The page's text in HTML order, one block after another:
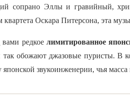
сопрано Эллы и гравийный,
Оскара Питерсона, эта
редкоелимитированное
так обожают джазовые пуристы. В
звукоинженерии, чья